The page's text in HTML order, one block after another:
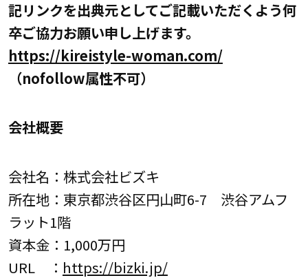
記リンクを出典元としてご記載いただくよう何
卒ご協力お願い申し上げます。
https://kireistyle-woman.com/
（nofollow属性不可）
会社概要
会社名：株式会社ビズキ
所在地：東京都渋谷区円山町6-7 渋谷アムフ
ラット1階
資本金：1,000万円
URL ： https://bizki.jp/